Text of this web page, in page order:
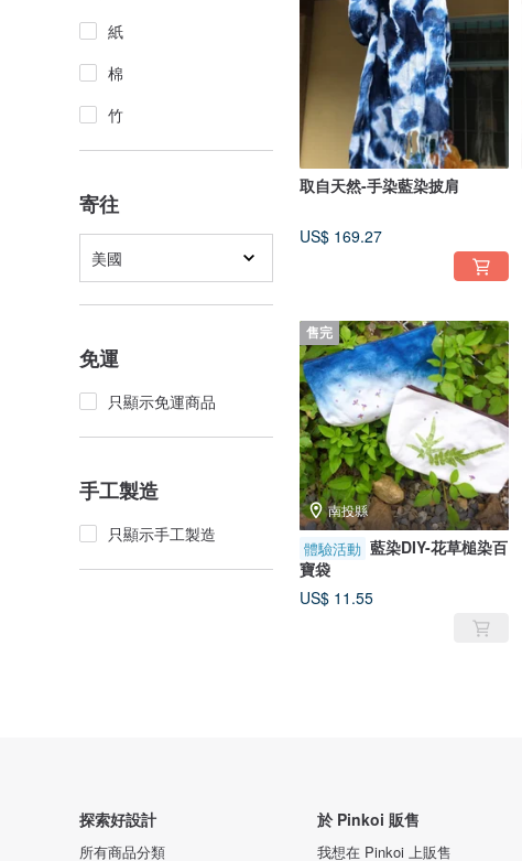
紙
棉
竹
寄往
美國
免運
只顯示免運商品
手工製造
只顯示手工製造
取自天然-手染藍染披肩
US$ 169.27
售完
南投縣
體驗活動 藍染DIY-花草槌染百
寶袋
US$ 11.55
探索好設計
所有商品分類
於 Pinkoi 販售
我想在 Pinkoi 上販售